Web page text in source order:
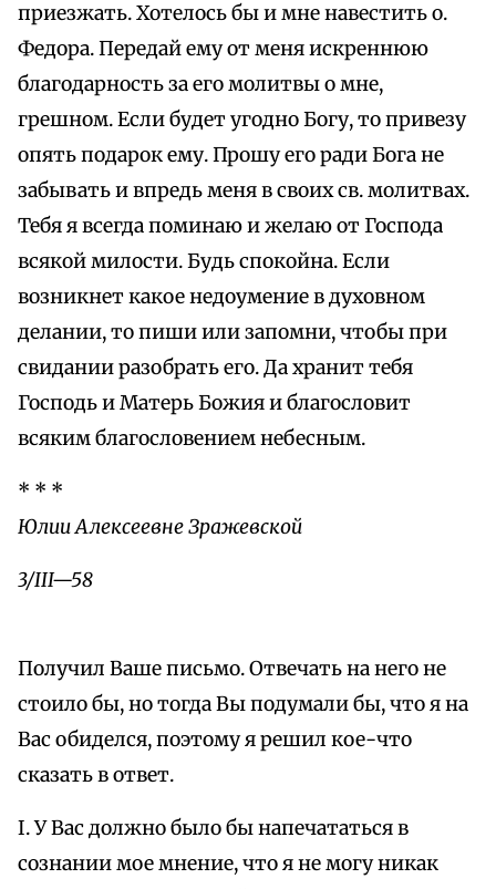
приезжать. Хотелось бы и мне навестить о.
Федора. Передай ему от меня искреннюю
благодарность за его молитвы о мне,
грешном. Если будет угодно Богу, то привезу
опять подарок ему. Прошу его ради Бога не
забывать и впредь меня в своих св. молитвах.
Тебя я всегда поминаю и желаю от Господа
всякой милости. Будь спокойна. Если
возникнет какое недоумение в духовном
делании, то пиши или запомни, чтобы при
свидании разобрать его. Да хранит тебя
Господь и Матерь Божия и благословит
всяким благословением небесным.
* * *
Юлии Алексеевне Зражевской
3/III—58
Получил Ваше письмо. Отвечать на него не
стоило бы, но тогда Вы подумали бы, что я на
Вас обиделся, поэтому я решил кое-что
сказать в ответ.
I. У Вас должно было бы напечататься в
сознании мое мнение, что я не могу никак